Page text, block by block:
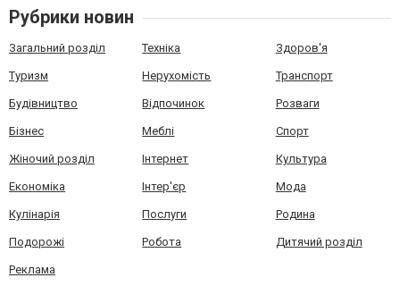
Рубрики новин
Загальний розділ Техніка Здоров'я
Туризм Нерухомість Транспорт
Будівництво Відпочинок Розваги
Бізнес Меблі Спорт
Жіночий розділ Інтернет Культура
Економіка Інтер'єр Мода
Кулінарія Послуги Родина
Подорожі Робота Дитячий розділ
Реклама